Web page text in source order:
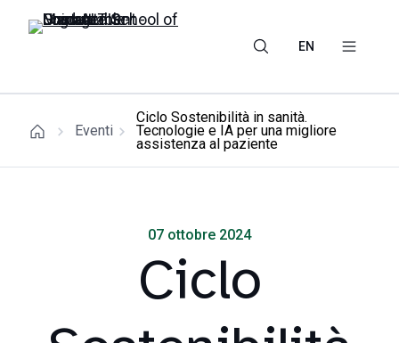
EN
Eventi
Ciclo Sostenibilità in sanità.
Tecnologie e IA per una migliore
assistenza al paziente
07 ottobre 2024
Ciclo